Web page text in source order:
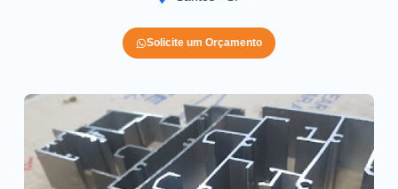
Solicite um Orçamento